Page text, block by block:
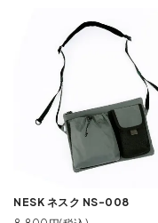
NESK ネスク NS-008